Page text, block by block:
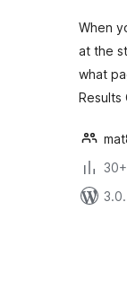
When
at the
what
Results